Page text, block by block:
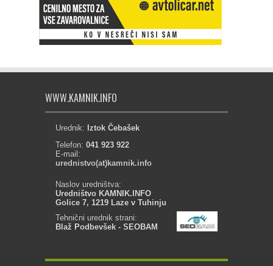
WWW.KAMNIK.INFO
Urednik: Iztok Čebašek
Telefon: 041 923 922
E-mail:
urednistvo(at)kamnik.info
Naslov uredništva:
Uredništvo KAMNIK.INFO
Golice 7, 1219 Laze v Tuhinju
Tehnični urednik strani:
Blaž Podbevšek - SEOBAM